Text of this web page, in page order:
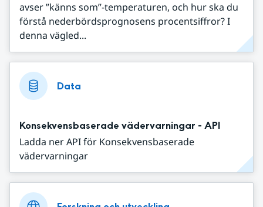
avser ”känns som”-temperaturen, och hur ska du
förstå nederbördsprognosens procentsiffror? I
denna vägled...
Data
Konsekvensbaserade vädervarningar - API
Ladda ner API för Konsekvensbaserade
vädervarningar